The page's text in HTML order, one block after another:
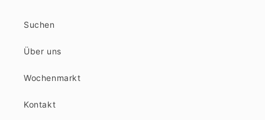
Suchen
Über uns
Wochenmarkt
Kontakt